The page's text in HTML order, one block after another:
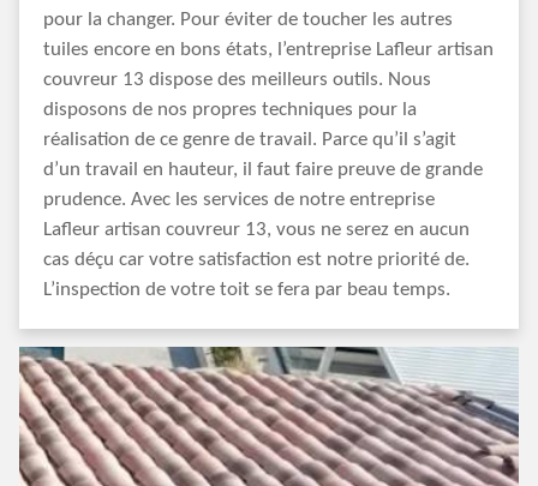
pour la changer. Pour éviter de toucher les autres
tuiles encore en bons états, l’entreprise Lafleur artisan
couvreur 13 dispose des meilleurs outils. Nous
disposons de nos propres techniques pour la
réalisation de ce genre de travail. Parce qu’il s’agit
d’un travail en hauteur, il faut faire preuve de grande
prudence. Avec les services de notre entreprise
Lafleur artisan couvreur 13, vous ne serez en aucun
cas déçu car votre satisfaction est notre priorité de.
L’inspection de votre toit se fera par beau temps.